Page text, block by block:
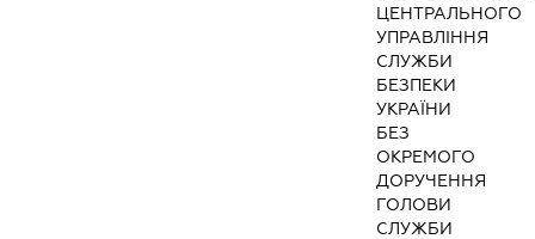
ЦЕНТРАЛЬНОГО
УПРАВЛІННЯ
СЛУЖБИ
БЕЗПЕКИ
УКРАЇНИ
БЕЗ
ОКРЕМОГО
ДОРУЧЕННЯ
ГОЛОВИ
СЛУЖБИ